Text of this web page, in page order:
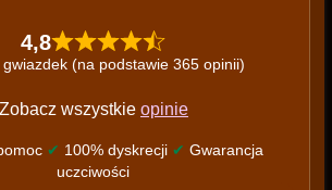
4,8
(na podstawie 365 opinii)
Zobacz wszystkie opinie
✔ 100% dyskrecji ✔ Gwarancja
uczciwości